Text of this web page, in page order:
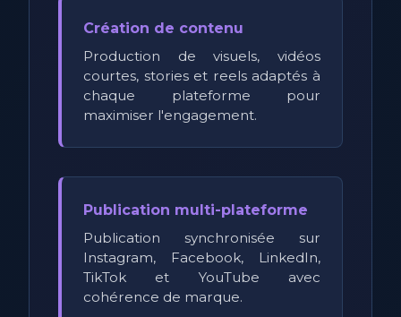
Création de contenu
Production de visuels, vidéos
courtes, stories et reels adaptés à
chaque plateforme pour
maximiser l'engagement.
Publication multi-plateforme
Publication synchronisée sur
Instagram, Facebook, LinkedIn,
TikTok et YouTube avec
cohérence de marque.